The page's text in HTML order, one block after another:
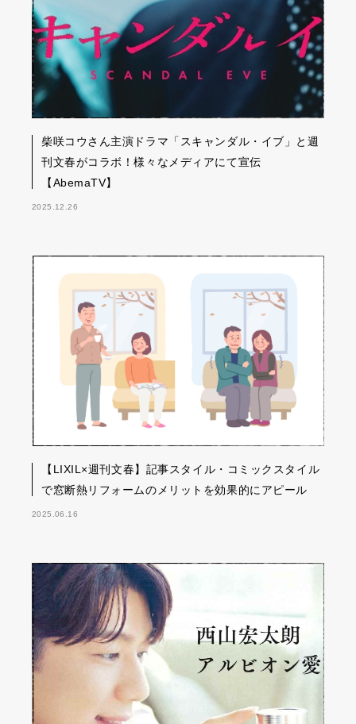
柴咲コウさん主演ドラマ「スキャンダル・イブ」と週
刊文春がコラボ！様々なメディアにて宣伝
【AbemaTV】
2025.12.26
【LIXIL×週刊文春】記事スタイル・コミックスタイル
で窓断熱リフォームのメリットを効果的にアピール
2025.06.16